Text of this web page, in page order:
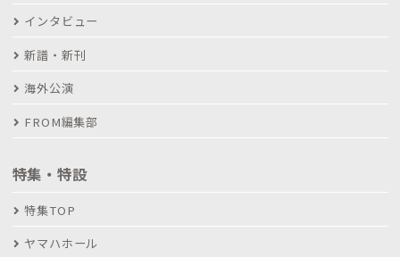
インタビュー
新譜・新刊
海外公演
FROM編集部
特集・特設
特集TOP
ヤマハホール